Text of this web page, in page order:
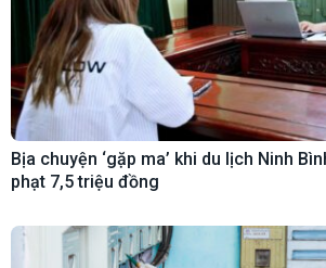
Bịa chuyện ‘gặp ma’ khi du lịch Ninh
phạt 7,5 triệu đồng